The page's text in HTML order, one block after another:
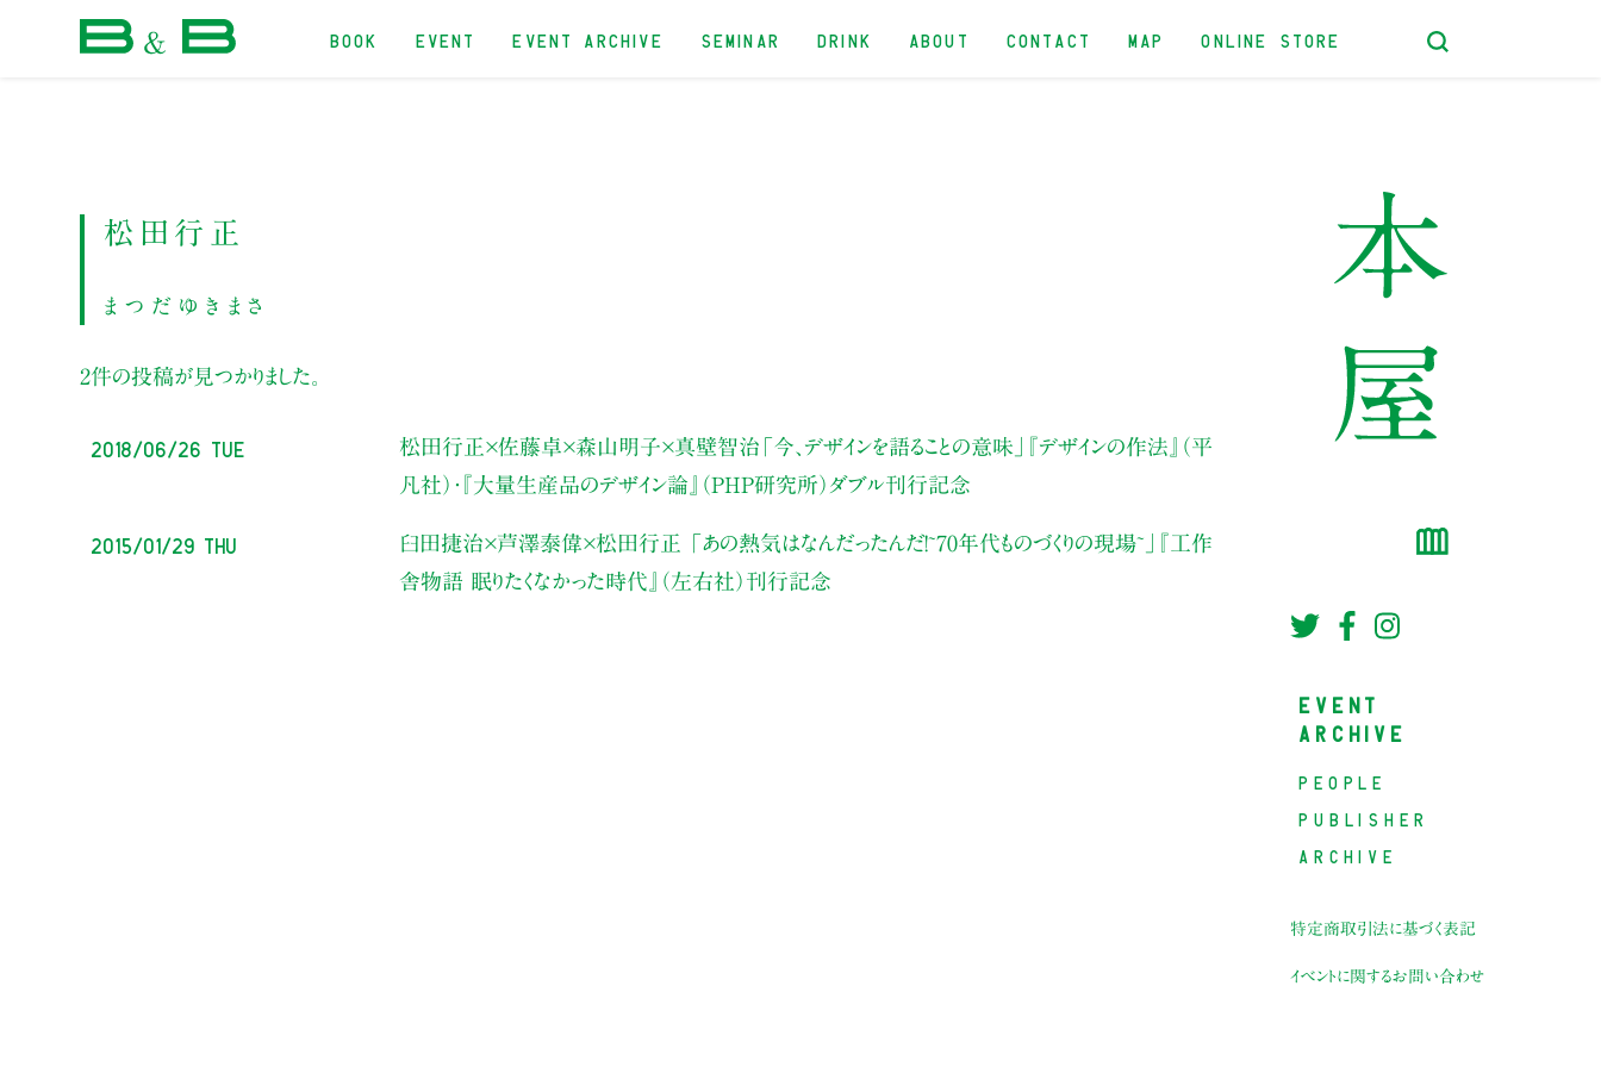
BOOK EVENT EVENT ARCHIVE SEMINAR DRINK ABOUT CONTACT MAP ONLINE STORE
松田行正
まつだゆきまさ
2件の投稿が見つかりました。
2018/06/26 Tue 松田行正×佐藤卓×森山明子×真壁智治 「今、デザインを語ることの意味」
『デザインの作法』（平
凡社）・『大量生産品のデザイン論』（PHP研究所）ダブル刊行記念
2015/01/29 Thu
臼田捷治×芦澤泰偉×松田行正 「あの熱気はなんだったんだ!~70年代ものづくりの現場~」『工作
舎物語 眠りたくなかった時代』（左右社）刊行記念
EVENT
ARCHIVE
PEOPLE
PUBLISHER
ARCHIVE
特定商取引法に基づく表記
イベントに関するお問い合わせ